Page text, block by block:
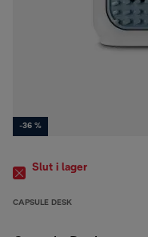
-36 %
Slut i lager
CAPSULE DESK